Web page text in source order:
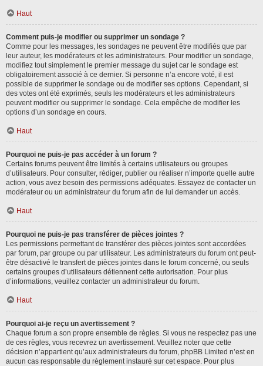
Haut
Comment puis-je modifier ou supprimer un sondage ?
Comme pour les messages, les sondages ne peuvent être modifiés que par
leur auteur, les modérateurs et les administrateurs. Pour modifier un sondage,
modifiez tout simplement le premier message du sujet car le sondage est
obligatoirement associé à ce dernier. Si personne n’a encore voté, il est
possible de supprimer le sondage ou de modifier ses options. Cependant, si
des votes ont été exprimés, seuls les modérateurs et les administrateurs
peuvent modifier ou supprimer le sondage. Cela empêche de modifier les
options d’un sondage en cours.
Haut
Pourquoi ne puis-je pas accéder à un forum ?
Certains forums peuvent être limités à certains utilisateurs ou groupes
d’utilisateurs. Pour consulter, rédiger, publier ou réaliser n’importe quelle autre
action, vous avez besoin des permissions adéquates. Essayez de contacter un
modérateur ou un administrateur du forum afin de lui demander un accès.
Haut
Pourquoi ne puis-je pas transférer de pièces jointes ?
Les permissions permettant de transférer des pièces jointes sont accordées
par forum, par groupe ou par utilisateur. Les administrateurs du forum ont peut-
être désactivé le transfert de pièces jointes dans le forum concerné, ou seuls
certains groupes d’utilisateurs détiennent cette autorisation. Pour plus
d’informations, veuillez contacter un administrateur du forum.
Haut
Pourquoi ai-je reçu un avertissement ?
Chaque forum a son propre ensemble de règles. Si vous ne respectez pas une
de ces règles, vous recevrez un avertissement. Veuillez noter que cette
décision n’appartient qu’aux administrateurs du forum, phpBB Limited n’est en
aucun cas responsable du règlement instauré sur cet espace. Pour plus